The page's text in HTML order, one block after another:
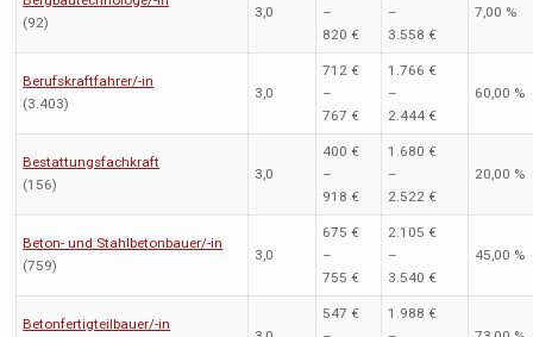
(92)
3,0
–
820 €
–
3.558 €
7,00 %
Berufskraftfahrer/-in
(3.403)
3,0
712 €
–
767 €
1.766 €
–
2.444 €
60,00 %
Bestattungsfachkraft
(156)
3,0
400 €
–
918 €
1.680 €
–
2.522 €
20,00 %
Beton- und Stahlbetonbauer/-in
(759)
3,0
675 €
–
755 €
2.105 €
–
3.540 €
45,00 %
Betonfertigteilbauer/-in
547 €
1.988 €